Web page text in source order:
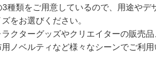
種類をご用意しているので、用途やデ
をお選びください。
クターグッズやクリエイターの販売品
ノベルティなど様々なシーンでご利用